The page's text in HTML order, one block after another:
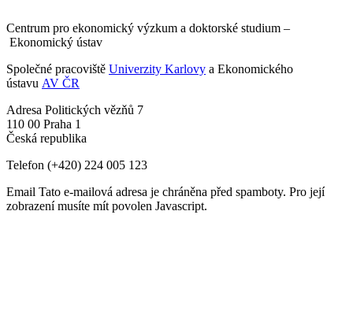
Centrum pro ekonomický výzkum a doktorské studium –
Ekonomický ústav
Společné pracoviště Univerzity Karlovy a Ekonomického
ústavu AV ČR
Adresa Politických vězňů 7
110 00 Praha 1
Česká republika
Telefon (+420) 224 005 123
Email Tato e-mailová adresa je chráněna před spamboty. Pro její
zobrazení musíte mít povolen Javascript.